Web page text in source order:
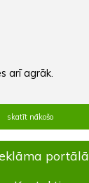
arī agrāk.
skatīt nākošo
portālā